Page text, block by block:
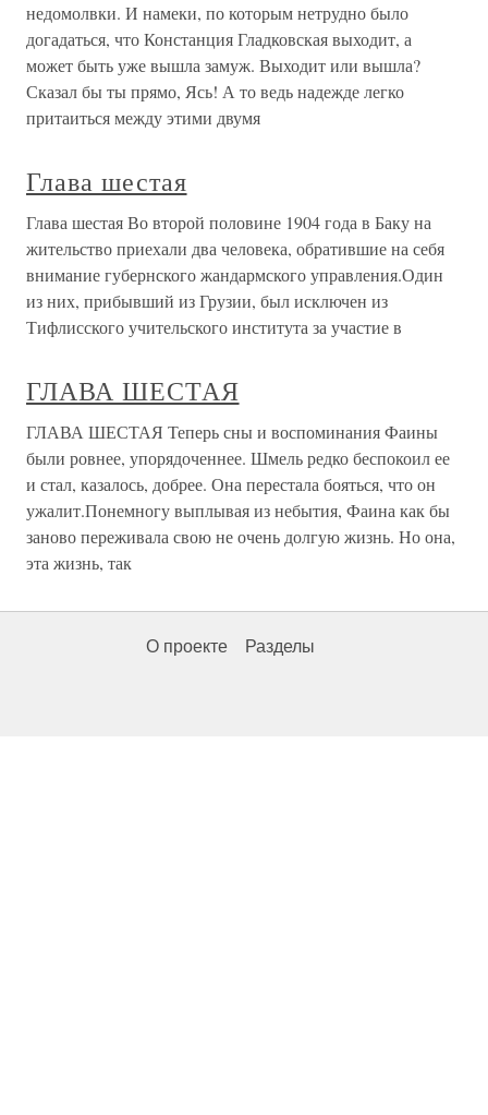
недомолвки. И намеки, по которым нетрудно было
догадаться, что Констанция Гладковская выходит, а
может быть уже вышла замуж. Выходит или вышла?
Сказал бы ты прямо, Ясь! А то ведь надежде легко
притаиться между этими двумя
Глава шестая
Глава шестая Во второй половине 1904 года в Баку на
жительство приехали два человека, обратившие на себя
внимание губернского жандармского управления.Один
из них, прибывший из Грузии, был исключен из
Тифлисского учительского института за участие в
ГЛАВА ШЕСТАЯ
ГЛАВА ШЕСТАЯ Теперь сны и воспоминания Фаины
были ровнее, упорядоченнее. Шмель редко беспокоил ее
и стал, казалось, добрее. Она перестала бояться, что он
ужалит.Понемногу выплывая из небытия, Фаина как бы
заново переживала свою не очень долгую жизнь. Но она,
эта жизнь, так
О проекте Разделы